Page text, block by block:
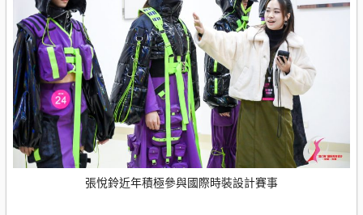
張悅鈴近年積極參與國際時裝設計賽事